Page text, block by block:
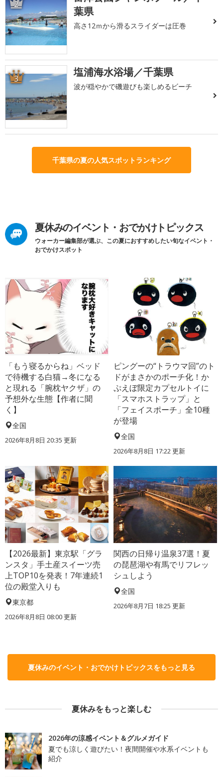
2
葉県
高さ12ｍから滑るスライダーは圧巻
3 塩浦海水浴場／千葉県
波が穏やかで磯遊びも楽しめるビーチ
千葉県の夏の人気スポットランキング
夏休みのイベント・おでかけトピックス
ウォーカー編集部が選ぶ、この夏におすすめしたい旬なイベント・
おでかけスポット
「もう寝るからね」ベッド
で待機する白猫→冬になる
と現れる「腕枕ヤクザ」の
予想外な生態【作者に聞
く】
全国
2026年8月8日 20:35 更新
ピングーの“トラウマ回”のト
ドがまさかのポーチ化！か
ぷえぼ限定カプセルトイに
「スマホストラップ」と
「フェイスポーチ」全10種
が登場
全国
2026年8月8日 17:22更新
【2026最新】東京駅「グラ
ンスタ」手土産スイーツ売
上TOP10を発表！7年連続1
位の殿堂入りも
東京都
2026年8月8日 08:00更新
関西の日帰り温泉37選！夏
の琵琶湖や有馬でリフレッ
シュしよう
全国
2026年8月7日 18:25 更新
夏休みのイベント・おでかけトピックスをもっと見る
夏休みをもっと楽しむ
2026年の涼感イベント＆グルメガイド
夏でも涼しく遊びたい！夜間開催や水系イベントも
紹介